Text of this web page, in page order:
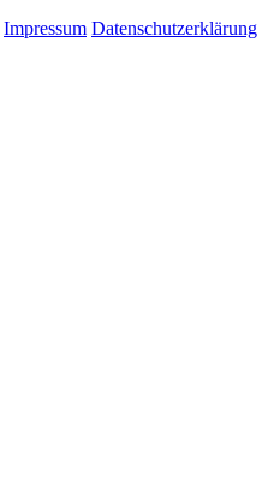
Impressum Datenschutzerklärung